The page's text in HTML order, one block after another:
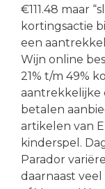
€111.48 maar
kortingsactie
een
Wijn online
21% t/m 49%
aantrekkelijke
betalen
artikelen van
kinderspel.
Parador
daarnaast